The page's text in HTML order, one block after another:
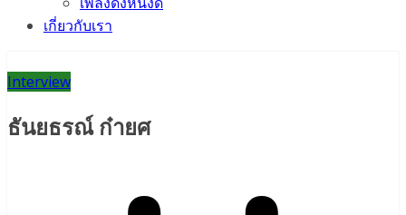
เกี่ยวกับเรา
Interview
ธันยธรณ์ ก๋ายศ